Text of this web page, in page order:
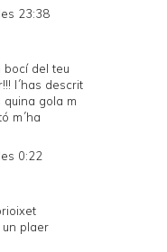
23:38
bocí del teu
l´has descrit
gola m
m´ha
0:22
un plaer